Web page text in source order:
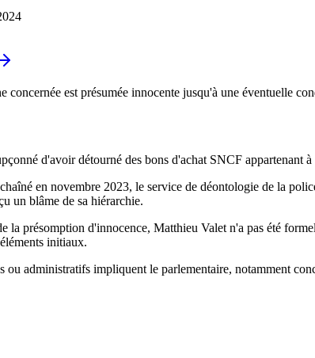
concernée est présumée innocente jusqu'à une éventuelle
d'avoir détourné des bons d'achat SNCF
en novembre 2023, le service de déontologie de la
un blâme de sa hiérarchie.
présomption d'innocence, Matthieu Valet n'a pas été
initiaux.
administratifs impliquent le parlementaire, notamment